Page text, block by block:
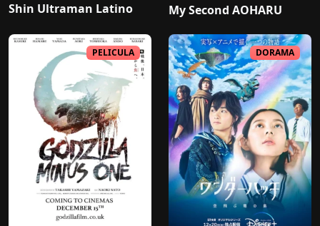
Shin Ultraman Latino My Second AOHARU
PELICULA DORAMA